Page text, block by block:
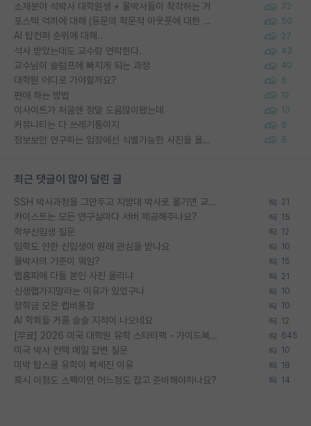
소재분야 석박사 대학원생 + 물박사들이 착각하는 거 72
포스텍 억까에 대해 (동문의 학문적 아웃풋에 대한 반박) 50
AI 탑컨퍼 순위에 대해.. 27
석사 받았는데도 교수랑 연락한다. 43
교수님이 슬럼프에 빠지게 되는 과정 40
대학원 어디로 가야할까요? 5
편애 하는 방법 12
이사이트가 처음엔 정말 도움많이됐는데 13
커뮤니티는 다 쓰레기통이지 5
정보보안 연구하는 입장에선 식별가능한 사진을 올리는건 비추이긴함 5
최근 댓글이 많이 달린 글
SSH 박사과정을 그만두고 지방대 박사로 옮기면 교수의 꿈은 끝일까요? 21
카이스트는 모든 연구실마다 서버 제공해주나요? 15
학부신입생 질문 12
입학도 안한 신입생이 원래 관심을 받나요 10
물박사의 기준이 뭐임? 15
랩홈피에 다들 본인 사진 올리냐 21
신생랩가지말라는 이유가 있었구나 10
장학금 모은 랩비통장 10
AI 학회들 거품 슬슬 지적이 나오네요 12
[무료] 2026 미국 대학원 유학 스타터팩 - 가이드북 & 합격자 컨택메일 템플릿 645
미국 박사 컨택 메일 답변 질문 10
미박 탑스쿨 유학이 빡세진 이유 18
혹시 이정도 스펙이면 어느정도 잡고 준비해야하나요? 14